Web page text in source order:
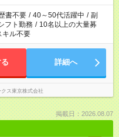
書不要 / 40～50代活躍中 / 副
フト勤務 / 10名以上の大量募
キル不要
詳細へ
ス東京株式会社
掲載日：2026.08.07